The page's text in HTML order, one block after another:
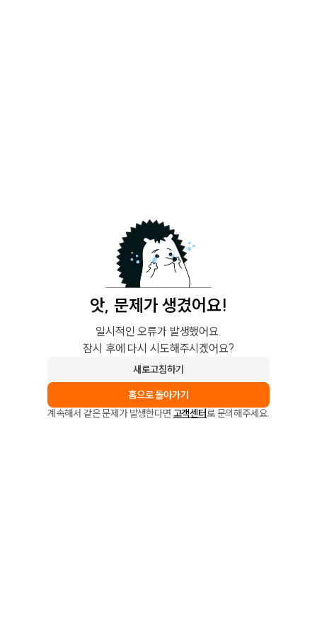
앗, 문제가 생겼어요!
일시적인 오류가 발생했어요.
잠시 후에 다시 시도해주시겠어요?
새로고침하기
홈으로 돌아가기
계속해서 같은 문제가 발생한다면 고객센터로 문의해주세요.